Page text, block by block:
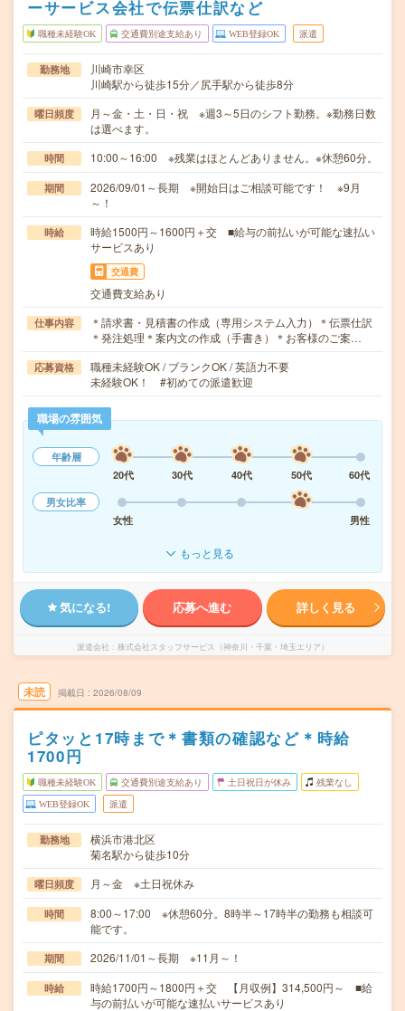
ーサービス会社で伝票仕訳など
職種未経験OK 交通費別途支給あり WEB登録OK 派遣
勤務地
川崎市幸区
川崎駅から徒歩15分／尻手駅から徒歩8分
曜日頻度
月～金・土・日・祝 ※週3～5日のシフト勤務。※勤務日数
は選べます。
時間 10:00～16:00 ※残業はほとんどありません。※休憩60分。
期間
2026/09/01～長期 ※開始日はご相談可能です！ ※9月
～！
時給
時給1500円～1600円＋交 ■給与の前払いが可能な速払い
サービスあり
交通費
交通費支給あり
仕事内容
＊請求書・見積書の作成（専用システム入力）＊伝票仕訳
＊発注処理＊案内文の作成（手書き）＊お客様のご案…
応募資格
職種未経験OK / ブランクOK / 英語力不要
未経験OK！ #初めての派遣歓迎
職場の雰囲気
年齢層
20代
30代 40代 50代
60代
男女比率
女性
男性
もっと見る
気になる! 応募へ進む 詳しく見る
派遣会社 株式会社スタッフサービス（神奈川・千葉・埼玉エリア）
未読 掲載日 2026/08/09
ピタッと17時まで＊書類の確認など＊時給
1700円
職種未経験OK 交通費別途支給あり 土日祝日が休み 残業なし
WEB登録OK 派遣
勤務地
横浜市港北区
菊名駅から徒歩10分
曜日頻度 月～金 ※土日祝休み
時間
8:00～17:00 ※休憩60分。8時半～17時半の勤務も相談可
能です。
期間 2026/11/01～長期 ※11月～！
時給
時給1700円～1800円＋交 【月収例】314,500円～ ■給
与の前払いが可能な速払いサービスあり